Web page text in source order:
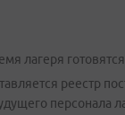
лагеря
реестр
персонала